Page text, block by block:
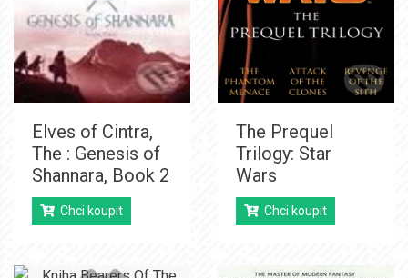
Elves of Cintra,
The : Genesis of
Shannara, Book 2
Chci koupit
The Prequel
Trilogy: Star
Wars
Chci koupit